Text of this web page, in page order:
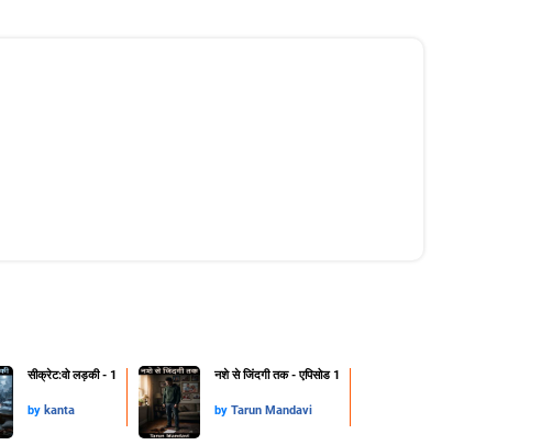
सीक्रेट:वो लड़की - 1
by kanta
नशे से जिंदगी तक - एपिसोड 1
by Tarun Mandavi